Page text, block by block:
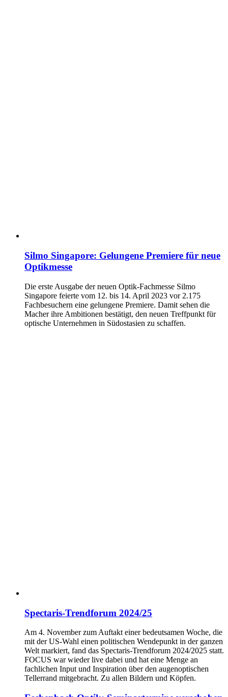
Silmo Singapore: Gelungene Premiere für neue
Optikmesse
Die erste Ausgabe der neuen Optik-Fachmesse Silmo
Singapore feierte vom 12. bis 14. April 2023 vor 2.175
Fachbesuchern eine gelungene Premiere. Damit sehen die
Macher ihre Ambitionen bestätigt, den neuen Treffpunkt für
optische Unternehmen in Südostasien zu schaffen.
Spectaris-Trendforum 2024/25
Am 4. November zum Auftakt einer bedeutsamen Woche, die
mit der US-Wahl einen politischen Wendepunkt in der ganzen
Welt markiert, fand das Spectaris-Trendforum 2024/2025 statt.
FOCUS war wieder live dabei und hat eine Menge an
fachlichen Input und Inspiration über den augenoptischen
Tellerrand mitgebracht. Zu allen Bildern und Köpfen.